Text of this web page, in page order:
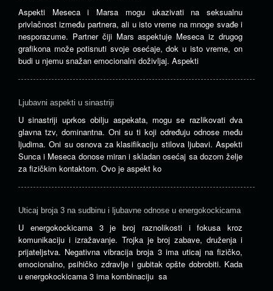
Aspekti Meseca i Marsa mogu ukazivati ​​na seksualnu
privlačnost između partnera, ali u isto vreme na mnoge svađe i
nesporazume. Partner čiji Mars aspektuje Meseca iz drugog
grafikona može potisnuti svoje osećaje, dok u isto vreme, on
budi u njemu snažan emocionalni doživljaj. Aspekti
Ljubavni aspekti u sinastriji
U sinastriji uprkos obilju aspekata, mogu se razlikovati dva
glavna tzv, dominantna. Oni su ti koji određuju odnose među
ljudima. Oni su osnova za klasifikaciju stilova ljubavi. Aspekti
Sunca i Meseca donose miran i skladan osećaj sa dozom želje
za fizičkim kontaktom. Ovo je aspekt ko
Uticaj broja 3 na sudbinu i ljubavne odnose u energokockicama
U energokockicama 3 je broj raznolikosti i fokusa kroz
komunikaciju i izražavanje. Trojka je broj zabave, druženja i
prijateljstva. Negativna vibracija broja 3 ima uticaj na fizičko,
emocionalno, psihičko zdravlje i gubitak opšte dobrobiti. Kada
u energokockicama 3 ima kombinaciju sa